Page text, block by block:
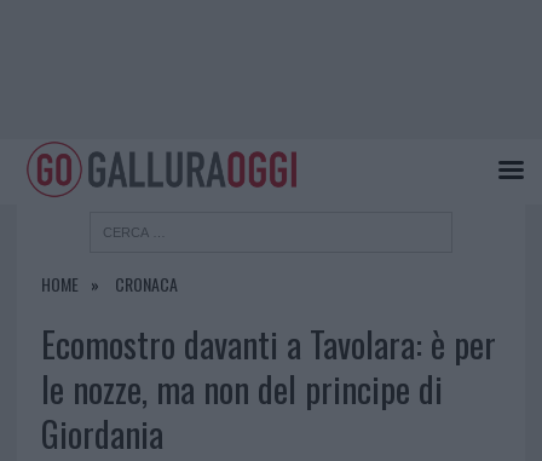
HOME CRONACA
Ecomostro davanti a Tavolara: è per
le nozze, ma non del principe di
Giordania